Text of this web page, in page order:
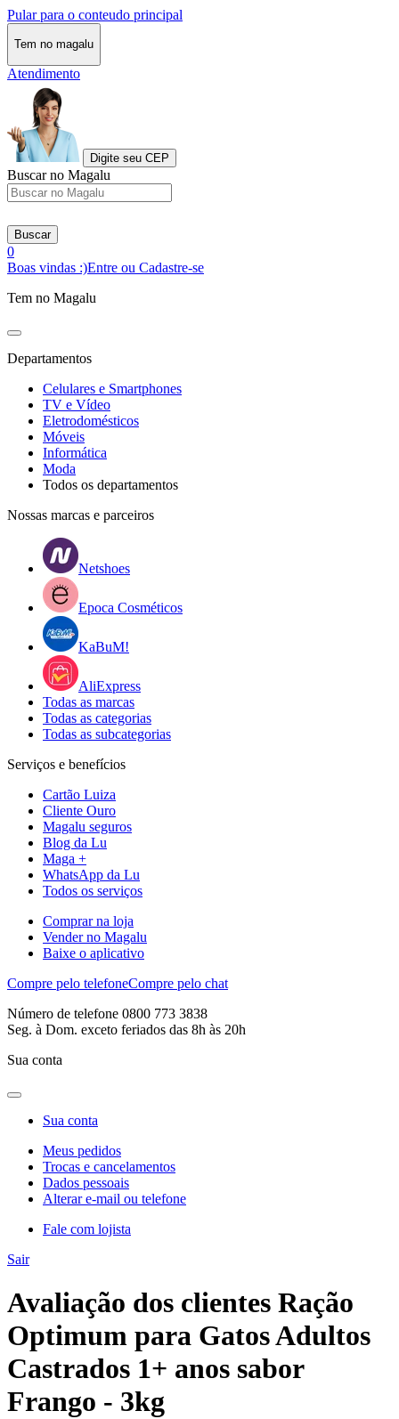
Pular para o conteudo principal
Tem no magalu
Atendimento
Digite seu CEP
Buscar no Magalu
Buscar
0
Boas vindas :)Entre ou Cadastre-se
Tem no Magalu
Departamentos
Celulares e Smartphones
TV e Vídeo
Eletrodomésticos
Móveis
Informática
Moda
Todos os departamentos
Nossas marcas e parceiros
Netshoes
Epoca Cosméticos
KaBuM!
AliExpress
Todas as marcas
Todas as categorias
Todas as subcategorias
Serviços e benefícios
Cartão Luiza
Cliente Ouro
Magalu seguros
Blog da Lu
Maga +
WhatsApp da Lu
Todos os serviços
Comprar na loja
Vender no Magalu
Baixe o aplicativo
Compre pelo telefoneCompre pelo chat
Número de telefone 0800 773 3838
Seg. à Dom. exceto feriados das 8h às 20h
Sua conta
Sua conta
Meus pedidos
Trocas e cancelamentos
Dados pessoais
Alterar e-mail ou telefone
Fale com lojista
Sair
Avaliação dos clientes Ração
Optimum para Gatos Adultos
Castrados 1+ anos sabor
Frango - 3kg